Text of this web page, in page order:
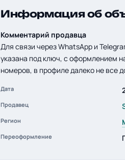
Информация об
Комментарий продавца
Для связи через WhatsApp и
указана под ключ, с оформлением
номеров, в профиле далеко не все
Дата
Продавец
Регион
Переоформление